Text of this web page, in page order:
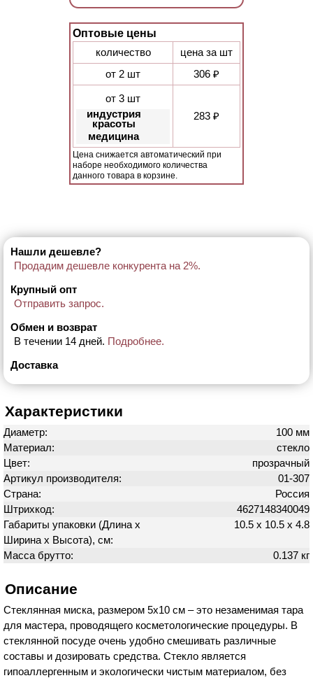
Оптовые цены
количество
цена за шт
от 2 шт
306 ₽
от 3 шт
индустрия
красоты
медицина
283 ₽
Цена снижается автоматический при
наборе необходимого количества
данного товара в корзине.
Нашли дешевле?
Продадим дешевле конкурента на 2%.
Крупный опт
Отправить запрос.
Обмен и возврат
В течении 14 дней. Подробнее.
Доставка
Характеристики
Диаметр:
100 мм
Материал:
стекло
Цвет:
прозрачный
Артикул производителя:
01-307
Страна:
Россия
Штрихкод:
4627148340049
Габариты упаковки (Длина х
Ширина х Высота), см:
10.5 х 10.5 х 4.8
Масса брутто: 0.137 кг
Описание
Стеклянная миска, размером 5х10 см – это незаменимая тара
для мастера, проводящего косметологические процедуры. В
стеклянной посуде очень удобно смешивать различные
составы и дозировать средства. Стекло является
гипоаллергенным и экологически чистым материалом, без